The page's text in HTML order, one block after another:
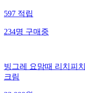
597적립
234명구매중
빙그레 요맘때 리치피
크림